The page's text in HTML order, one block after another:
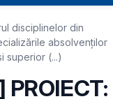
disciplinelor din
absolvenţilor
superior (...)